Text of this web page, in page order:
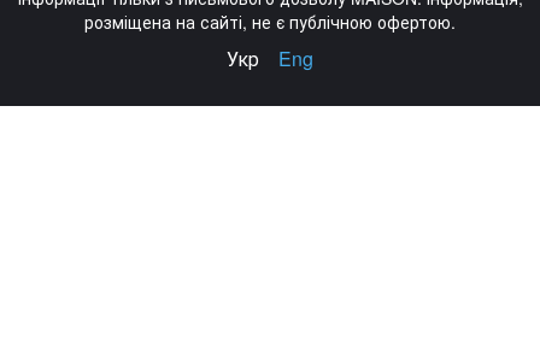
розміщена на сайті, не є публічною офертою.
Укр Eng